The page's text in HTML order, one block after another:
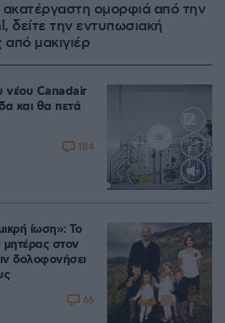
ομορφιά από την
δείτε την εντυπωσιακή
μακιγιέρ
Loaded:
νέου Canadair
και θα πετά
184
ίωση»: Το
μητέρας στον
δολοφονήσει
66